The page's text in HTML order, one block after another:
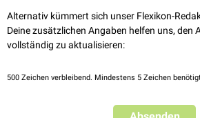
Die obere und untere Umschlagfalte werden
conjunctivaeverbunden.
Alternativ kümmert sich unser Flexikon-
Deine zusätzlichen Angaben helfen uns, den
vollständig zu aktualisieren:
500 Zeichen verbleibend. Mindestens 5 Zeichen